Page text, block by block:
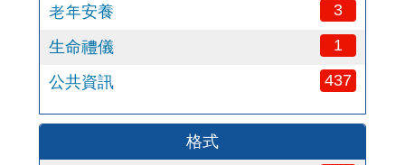
老年安養 3
生命禮儀 1
公共資訊 437
格式